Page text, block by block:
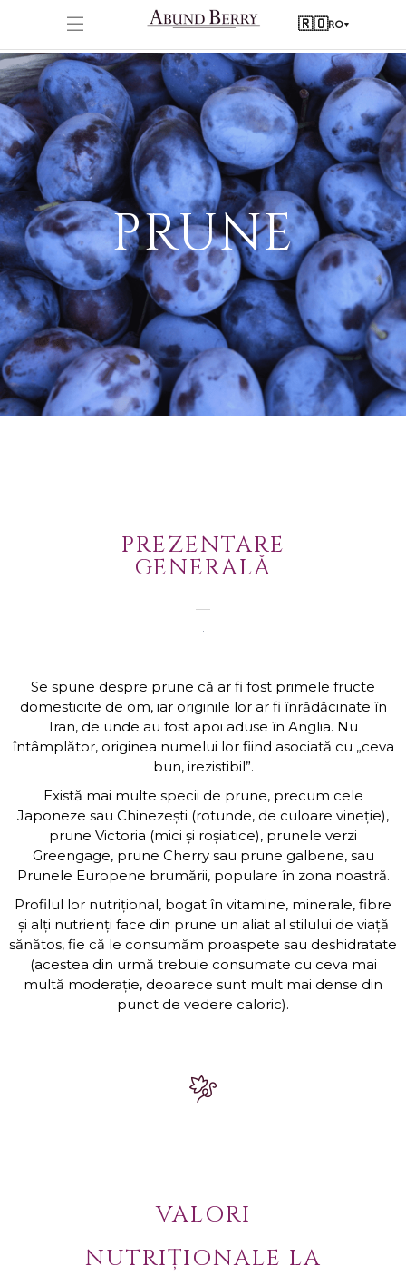
🇷🇴RO▾
PRUNE
PREZENTARE
GENERALĂ
Se spune despre prune că ar fi fost primele fructe
domesticite de om, iar originile lor ar fi înrădăcinate în
Iran, de unde au fost apoi aduse în Anglia. Nu
întâmplător, originea numelui lor fiind asociată cu „ceva
bun, irezistibil”.
Există mai multe specii de prune, precum cele
Japoneze sau Chinezești (rotunde, de culoare vineție),
prune Victoria (mici și roșiatice), prunele verzi
Greengage, prune Cherry sau prune galbene, sau
Prunele Europene brumării, populare în zona noastră.
Profilul lor nutrițional, bogat în vitamine, minerale, fibre
și alți nutrienți face din prune un aliat al stilului de viață
sănătos, fie că le consumăm proaspete sau deshidratate
(acestea din urmă trebuie consumate cu ceva mai
multă moderație, deoarece sunt mult mai dense din
punct de vedere caloric).
VALORI
NUTRIȚIONALE LA